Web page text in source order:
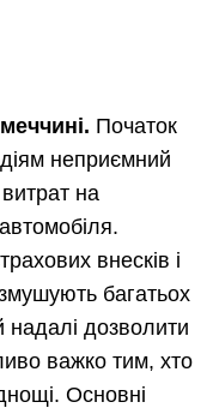
Початок
неприємний
на
внесків і
багатьох
дозволити
важко тим, хто
Основні